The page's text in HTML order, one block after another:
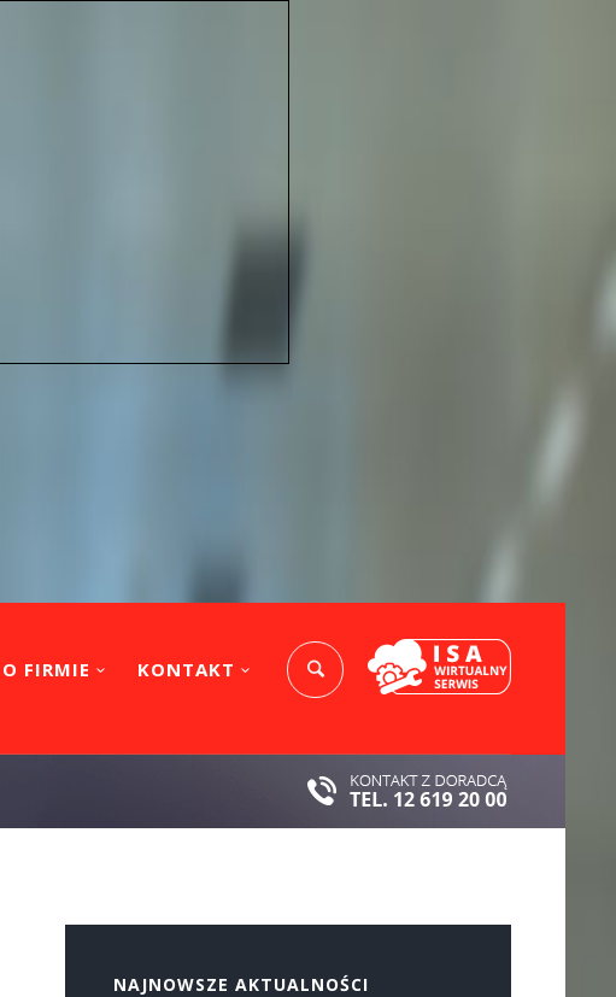
O FIRMIE KONTAKT
NAJNOWSZE AKTUALNOŚCI